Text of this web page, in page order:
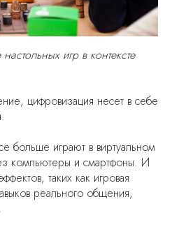
игр в контексте
цифровизация несет в себе
больше играют в виртуальном
компьютеры и смартфоны. И
таких как игровая
реального общения,